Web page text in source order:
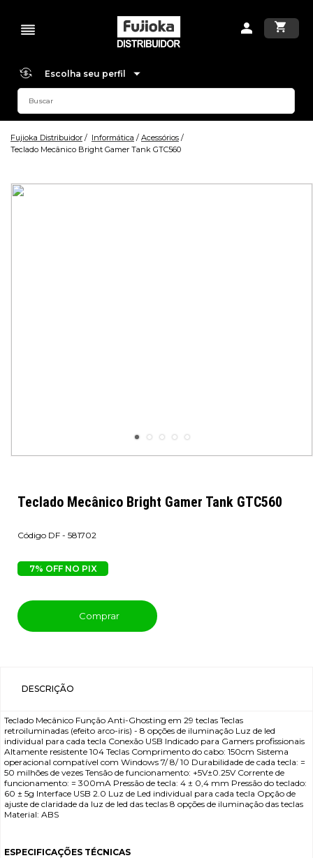
Escolha seu perfil
Fujioka Distribuidor Informática
Acessórios
Teclado Mecânico Bright Gamer Tank GTC560
Teclado Mecânico Bright Gamer Tank GTC560
DF - 581702
7% OFF NO PIX
Comprar
DESCRIÇÃO
Teclado Mecânico Função Anti-Ghosting em 29 teclas Teclas
retroiluminadas (efeito arco-iris) - 8 opções de iluminação Luz de led
individual para cada tecla Conexão USB Indicado para Gamers profissionais
Altamente resistente 104 Teclas Comprimento do cabo: 150cm Sistema
operacional compatível com Windows 7/ 8/ 10 Durabilidade de cada tecla: =
50 milhões de vezes Tensão de funcionamento: +5V±0.25V Corrente de
funcionamento: = 300mA Pressão de tecla: 4 ± 0,4 mm Pressão do teclado:
60 ± 5g Interface USB 2.0 Luz de Led individual para cada tecla Opção de
ajuste de claridade da luz de led das teclas 8 opções de iluminação das teclas
Material: ABS
ESPECIFICAÇÕES TÉCNICAS